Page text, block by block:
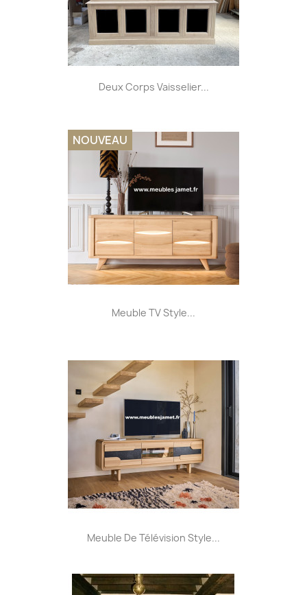
Deux Corps Vaisselier...
Meuble TV Style...
NOUVEAU
Meuble De Télévision Style...